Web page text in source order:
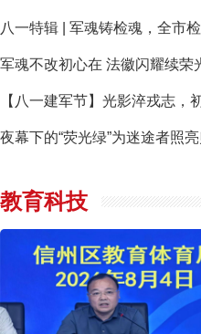
军魂不改初心在 法徽闪耀续荣
【八一建军节】光影淬戎志，
夜幕下的“荧光绿”为迷途者照
教育科技